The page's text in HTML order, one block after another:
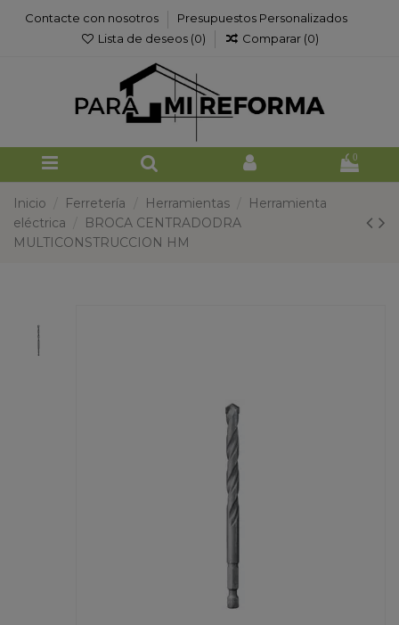
Contacte con nosotros
Presupuestos Personalizados
Lista de deseos (0) Comparar (0)
0
Inicio Ferretería Herramientas
Herramienta
eléctrica
BROCA CENTRADODRA
MULTICONSTRUCCION HM